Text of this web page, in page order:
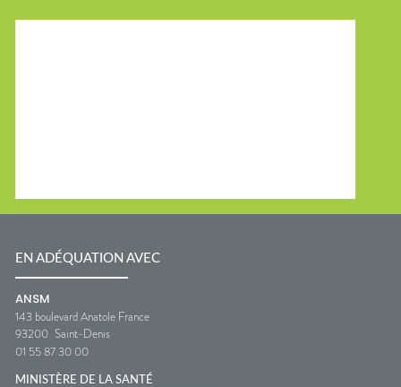
EN ADÉQUATION AVEC
ANSM
143 boulevard Anatole France
93200 Saint-Denis
01 55 87 30 00
MINISTÈRE DE LA SANTÉ